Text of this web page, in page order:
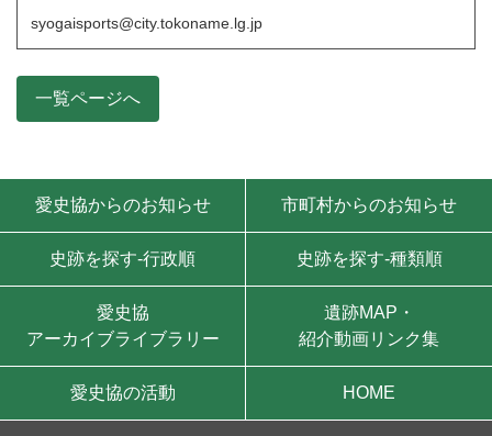
syogaisports@city.tokoname.lg.jp
一覧ページへ
モバイル用ナビゲーション
愛史協からのお知らせ 市町村からのお知らせ
史跡を探す-行政順 史跡を探す-種類順
愛史協
アーカイブライブラリー
遺跡MAP・
紹介動画リンク集
愛史協の活動 HOME